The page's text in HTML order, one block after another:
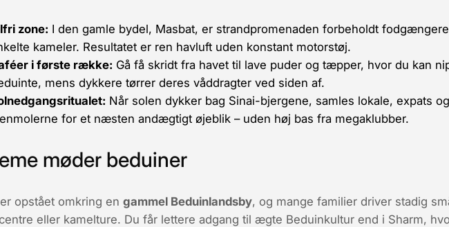
zone: I den gamle bydel, Masbat, er strandpromenaden forbeholdt
kameler. Resultatet er ren havluft uden konstant motorstøj.
i første række: Gå få skridt fra havet til lave puder og tæpper, hvor du kan
mens dykkere tørrer deres våddragter ved siden af.
Når solen dykker bag Sinai-bjergene, samles lokale, expats
for et næsten andægtigt øjeblik – uden høj bas fra megaklubber.
møder beduiner
opstået omkring en gammel Beduinlandsby, og mange familier driver stadig
eller kamelture. Du får lettere adgang til ægte Beduinkultur end i Sharm,